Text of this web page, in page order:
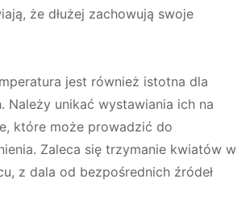
że dłużej zachowują swoje
jest również istotna dla
Należy unikać wystawiania ich na
które może prowadzić do
Zaleca się trzymanie kwiatów w
z dala od bezpośrednich źródeł